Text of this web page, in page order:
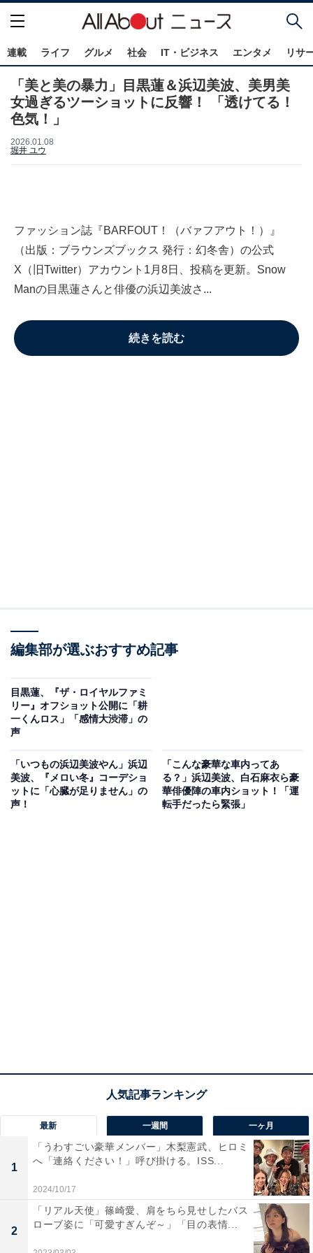
連載 ライフ グルメ 社会 IT・ビジネス エンタメ リサ
「美と美の暴力」目黒蓮＆浜辺美波、美男美
女過ぎるツーショットに反響！ 「透けてる！
色気！」
2026.01.08
堀井 ユウ
ファッション誌『BARFOUT！（バァフアウト！）』
（出版：ブラウンズブックス 発行：幻冬舎）の公式
X（旧Twitter）アカウント1月8日、投稿を更新。Snow
Manの目黒蓮さんと俳優の浜辺美波さ...
続きを読む
編集部が選ぶおすすめ記事
目黒蓮、『ザ・ロイヤルファミ
リー』オフショット公開に「耕
一くんロス」「感情大渋滞」の
声
「いつもの浜辺美波やん」浜辺
美波、『メロい冬』コーデショ
ットに「心臓が足りません」の
声！
「こんな豪華な車内ってあ
る？」浜辺美波、白石麻衣ら豪
華俳優陣の車内ショット！「運
転手だったら緊張」
最新 一週間 一ヶ月
1
「うわすごい豪華メンバー」木梨憲武、ヒロミ
へ「連絡ください！」呼び掛ける。ISS...
2024/10/17
2
「リアル天使」篠崎愛、肩をちら見せしたバス
ローブ姿に「可愛すぎんぞ～」「目の表情...